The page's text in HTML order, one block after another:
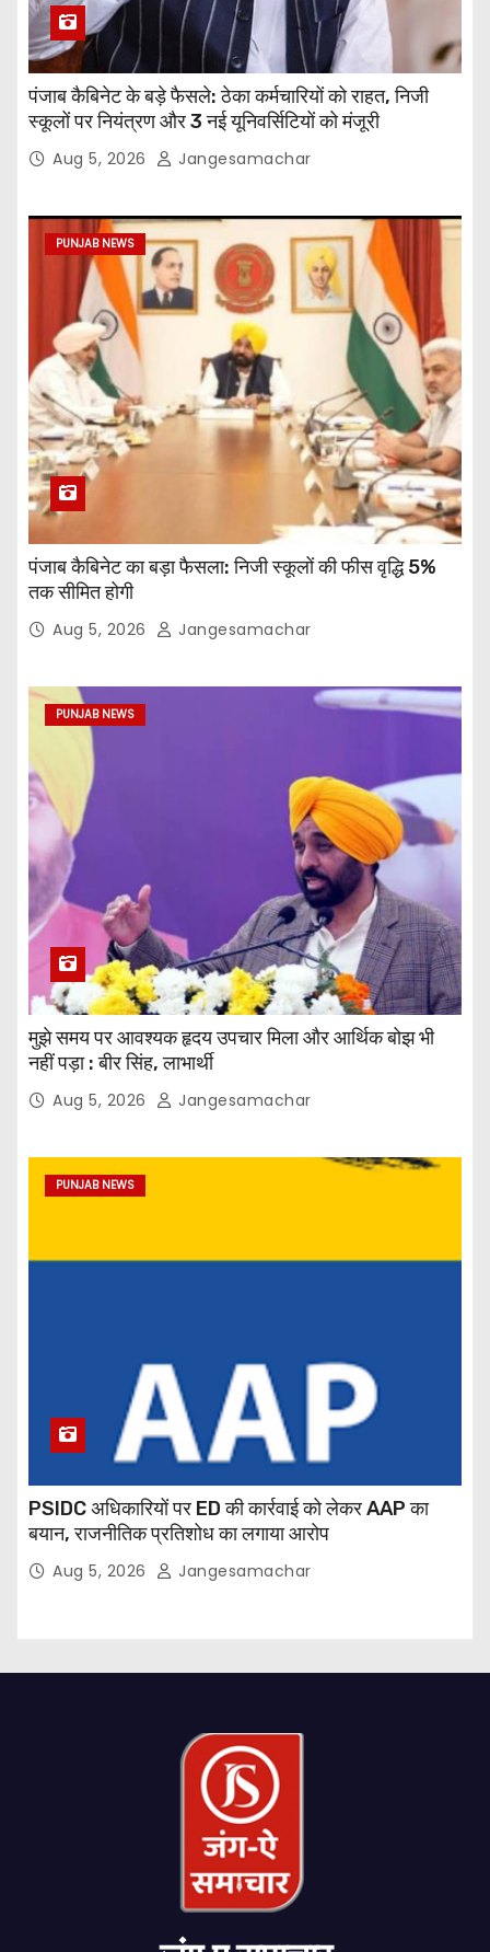
पंजाब कैबिनेट के बड़े फैसले: ठेका कर्मचारियों को राहत, निजी
स्कूलों पर नियंत्रण और 3 नई यूनिवर्सिटियों को मंजूरी
Aug 5, 2026 Jangesamachar
PUNJAB NEWS
पंजाब कैबिनेट का बड़ा फैसला: निजी स्कूलों की फीस वृद्धि 5%
तक सीमित होगी
Aug 5, 2026 Jangesamachar
PUNJAB NEWS
मुझे समय पर आवश्यक हृदय उपचार मिला और आर्थिक बोझ भी
नहीं पड़ा : बीर सिंह, लाभार्थी
Aug 5, 2026 Jangesamachar
PUNJAB NEWS
PSIDC अधिकारियों पर ED की कार्रवाई को लेकर AAP का
बयान, राजनीतिक प्रतिशोध का लगाया आरोप
Aug 5, 2026 Jangesamachar